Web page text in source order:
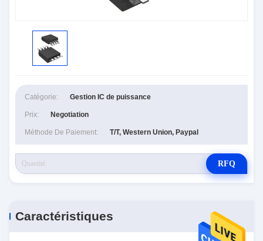
Catégorie: Gestion IC de puissance
Prix: Negotiation
Méthode De Paiement: T/T, Western Union, Paypal
RFQ
Caractéristiques